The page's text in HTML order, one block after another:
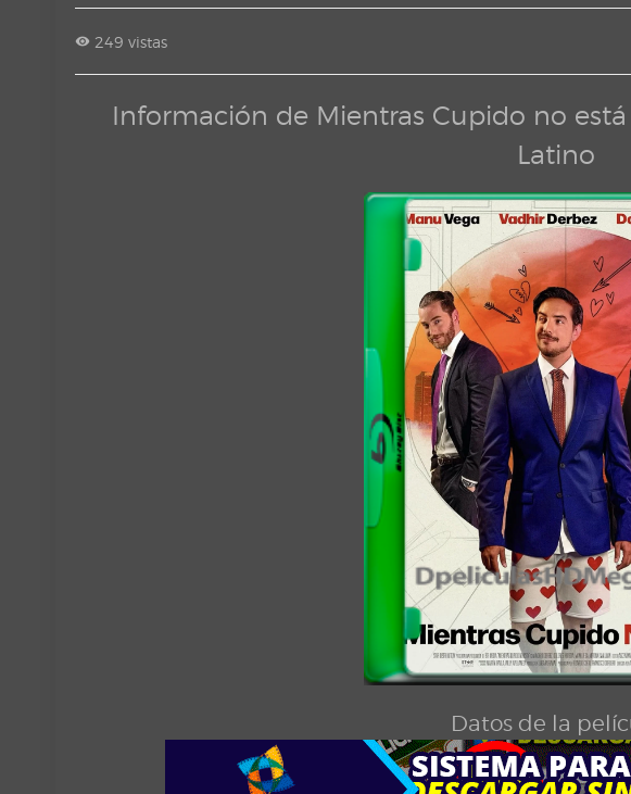
249 vistas
Información de Mientras Cupido no
Latino
Datos de la